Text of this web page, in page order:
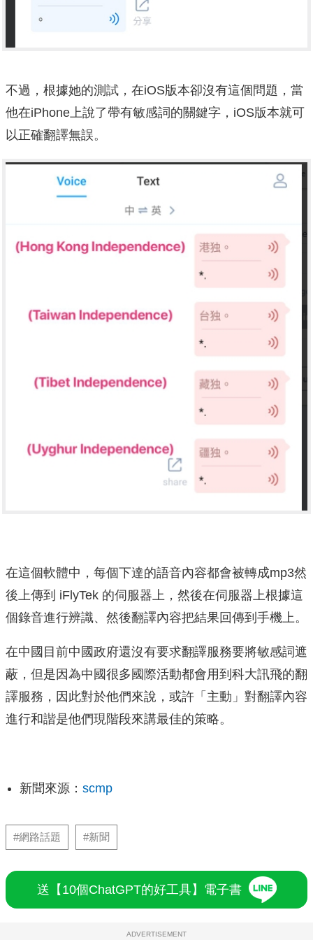
不過，根據她的測試，在iOS版本卻沒有這個問題，當
他在iPhone上說了帶有敏感詞的關鍵字，iOS版本就可
以正確翻譯無誤。
在這個軟體中，每個下達的語音內容都會被轉成mp3然
後上傳到 iFlyTek 的伺服器上，然後在伺服器上根據這
個錄音進行辨識、然後翻譯內容把結果回傳到手機上。
在中國目前中國政府還沒有要求翻譯服務要將敏感詞遮
蔽，但是因為中國很多國際活動都會用到科大訊飛的翻
譯服務，因此對於他們來說，或許「主動」對翻譯內容
進行和諧是他們現階段來講最佳的策略。
新聞來源： scmp
#網路話題 #新聞
送【10個ChatGPT的好工具】電子書
ADVERTISEMENT